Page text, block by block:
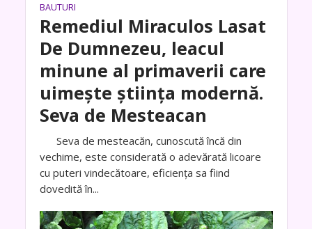
BAUTURI
Remediul Miraculos Lasat
De Dumnezeu, leacul
minune al primaverii care
uimește știința modernă.
Seva de Mesteacan
Seva de mesteacăn, cunoscută încă din
vechime, este considerată o adevărată licoare
cu puteri vindecătoare, eficienţa sa fiind
dovedită în...